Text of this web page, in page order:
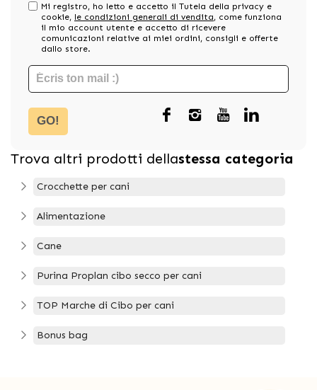
Mi registro, ho letto e accetto il Tutela della privacy e
cookie, le condizioni generali di vendita, come funziona
il mio account utente e accetto di ricevere
comunicazioni relative ai miei ordini, consigli e offerte
dallo store.
GO!
Trova altri prodotti dellastessa categoria
Crocchette per cani
Alimentazione
Cane
Purina Proplan cibo secco per cani
TOP Marche di Cibo per cani
Bonus bag